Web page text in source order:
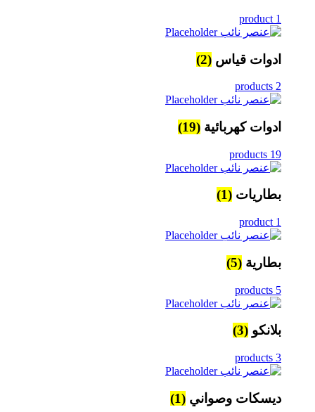
1 product
ادوات قياس (2)
2 products
ادوات كهربائية (19)
19 products
بطاريات (1)
1 product
بطارية (5)
5 products
بلانكو (3)
3 products
ديسكات وصواني (1)